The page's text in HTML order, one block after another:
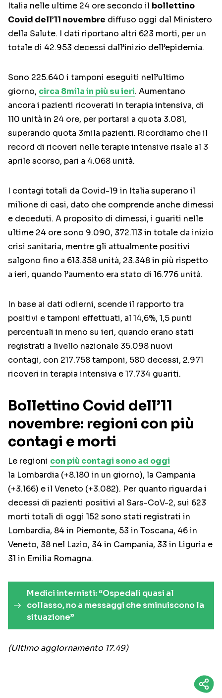
Italia nelle ultime 24 ore secondo il bollettino
Covid dell’11 novembre diffuso oggi dal Ministero
della Salute. I dati riportano altri 623 morti, per un
totale di 42.953 decessi dall’inizio dell’epidemia.
Sono 225.640 i tamponi eseguiti nell’ultimo
giorno, circa 8mila in più su ieri. Aumentano
ancora i pazienti ricoverati in terapia intensiva, di
110 unità in 24 ore, per portarsi a quota 3.081,
superando quota 3mila pazienti. Ricordiamo che il
record di ricoveri nelle terapie intensive risale al 3
aprile scorso, pari a 4.068 unità.
I contagi totali da Covid-19 in Italia superano il
milione di casi, dato che comprende anche dimessi
e deceduti. A proposito di dimessi, i guariti nelle
ultime 24 ore sono 9.090, 372.113 in totale da inizio
crisi sanitaria, mentre gli attualmente positivi
salgono fino a 613.358 unità, 23.348 in più rispetto
a ieri, quando l’aumento era stato di 16.776 unità.
In base ai dati odierni, scende il rapporto tra
positivi e tamponi effettuati, al 14,6%, 1,5 punti
percentuali in meno su ieri, quando erano stati
registrati a livello nazionale 35.098 nuovi
contagi, con 217.758 tamponi, 580 decessi, 2.971
ricoveri in terapia intensiva e 17.734 guariti.
Bollettino Covid dell’11
novembre: regioni con più
contagi e morti
Le regioni con più contagi sono ad oggi
la Lombardia (+8.180 in un giorno), la Campania
(+3.166) e il Veneto (+3.082). Per quanto riguarda i
decessi di pazienti positivi al Sars-CoV-2, sui 623
morti totali di oggi 152 sono stati registrati in
Lombardia, 84 in Piemonte, 53 in Toscana, 46 in
Veneto, 38 nel Lazio, 34 in Campania, 33 in Liguria e
31 in Emilia Romagna.
Medici internisti: “Ospedali quasi al
collasso, no a messaggi che sminuiscono la
situazione”
(Ultimo aggiornamento 17.49)